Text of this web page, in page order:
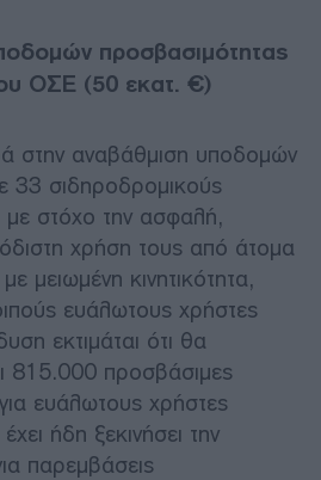
προσβασιμότητας
ΟΣΕ (50 εκατ. €)
στην αναβάθμιση υποδομών
33 σιδηροδρομικούς
στόχο την ασφαλή,
χρήση τους από άτομα
μειωμένη κινητικότητα,
ευάλωτους χρήστες
εκτιμάται ότι θα
815.000 προσβάσιμες
ευάλωτους χρήστες
ήδη ξεκινήσει την
παρεμβάσεις